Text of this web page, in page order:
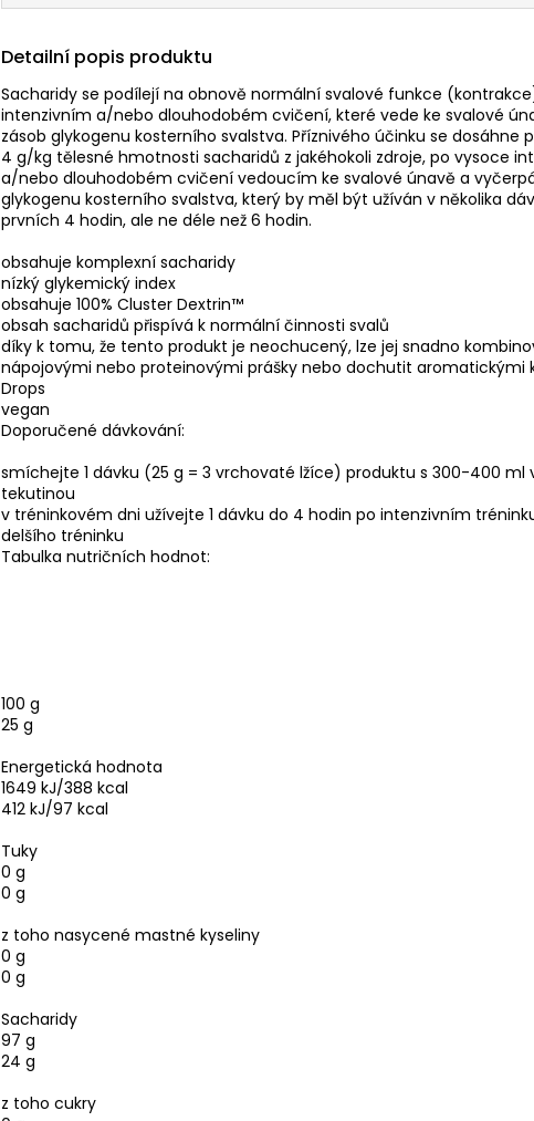
Detailní popis produktu
Sacharidy se podílejí na obnově normální svalové funkce
intenzivním a/nebo dlouhodobém cvičení, které vede ke svalové
zásob glykogenu kosterního svalstva. Příznivého účinku se dosáhne
4 g/kg tělesné hmotnosti sacharidů z jakéhokoli zdroje, po vysoce
a/nebo dlouhodobém cvičení vedoucím ke svalové únavě a
glykogenu kosterního svalstva, který by měl být užíván v několika
prvních 4 hodin, ale ne déle než 6 hodin.
obsahuje komplexní sacharidy
nízký glykemický index
obsahuje 100% Cluster Dextrin™
obsah sacharidů přispívá k normální činnosti svalů
díky k tomu, že tento produkt je neochucený, lze jej snadno
nápojovými nebo proteinovými prášky nebo dochutit aromatickými
Drops
vegan
Doporučené dávkování:
smíchejte 1 dávku (25 g = 3 vrchovaté lžíce) produktu s 300-400 ml
tekutinou
v tréninkovém dni užívejte 1 dávku do 4 hodin po intenzivním
delšího tréninku
Tabulka nutričních hodnot:
100 g
25 g
Energetická hodnota
1649 kJ/388 kcal
412 kJ/97 kcal
Tuky
0 g
0 g
z toho nasycené mastné kyseliny
0 g
0 g
Sacharidy
97 g
24 g
z toho cukry